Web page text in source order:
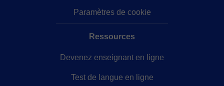
Paramètres de cookie
Ressources
Devenez enseignant en ligne
Test de langue en ligne